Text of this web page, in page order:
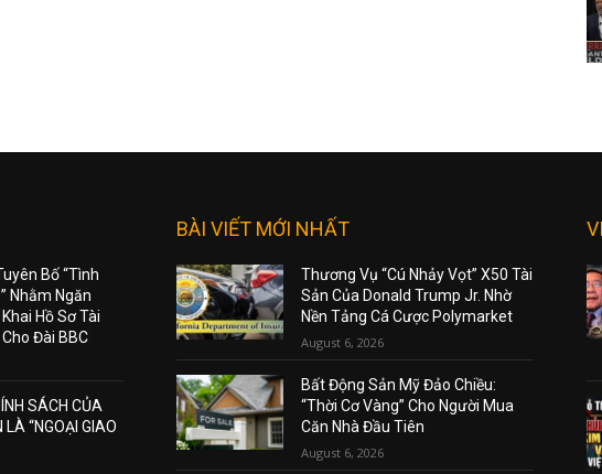
Bố “Tình
Nhằm Ngăn
Hồ Sơ Tài
Đài BBC
SÁCH CỦA
“NGOẠI GIAO
BÀI VIẾT MỚI NHẤT
Thương Vụ “Cú Nhảy Vọt” X50 Tài
Sản Của Donald Trump Jr. Nhờ
Nền Tảng Cá Cược Polymarket
August 6, 2026
Bất Động Sản Mỹ Đảo Chiều:
“Thời Cơ Vàng” Cho Người Mua
Căn Nhà Đầu Tiên
August 6, 2026